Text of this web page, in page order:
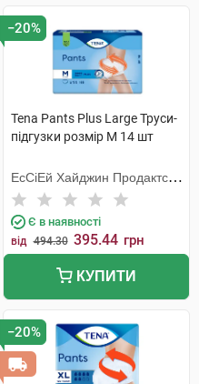
−20%
Tena Pants Plus Large Труси-
підгузки розмір M 14 шт
ЕсСіЕй Хайджин Продактс
Хугезанд
Є в наявності
від 494.30 395.44 грн
КУПИТИ
−20%